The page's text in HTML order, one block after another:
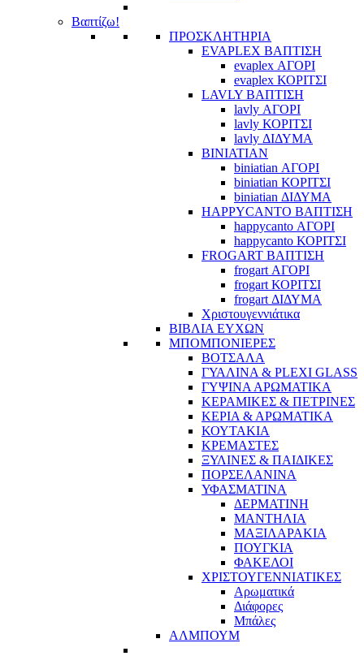
Βαπτίζω!
ΠΡΟΣΚΛΗΤΗΡΙΑ
EVAPLEX ΒΑΠΤΙΣΗ
evaplex ΑΓΟΡΙ
evaplex ΚΟΡΙΤΣΙ
LAVLY ΒΑΠΤΙΣΗ
lavly ΑΓΟΡΙ
lavly ΚΟΡΙΤΣΙ
lavly ΔΙΔΥΜΑ
BINIATIAN
biniatian ΑΓΟΡΙ
biniatian ΚΟΡΙΤΣΙ
biniatian ΔΙΔΥΜΑ
HAPPYCANTO ΒΑΠΤΙΣΗ
happycanto ΑΓΟΡΙ
happycanto ΚΟΡΙΤΣΙ
FROGART ΒΑΠΤΙΣΗ
frogart ΑΓΟΡΙ
frogart ΚΟΡΙΤΣΙ
frogart ΔΙΔΥΜΑ
Χριστουγεννιάτικα
ΒΙΒΛΙΑ ΕΥΧΩΝ
ΜΠΟΜΠΟΝΙΕΡΕΣ
ΒΟΤΣΑΛΑ
ΓΥΑΛΙΝΑ & PLEXI GLASS
ΓΥΨΙΝΑ ΑΡΩΜΑΤΙΚΑ
ΚΕΡΑΜΙΚΕΣ & ΠΕΤΡΙΝΕΣ
ΚΕΡΙΑ & ΑΡΩΜΑΤΙΚΑ
ΚΟΥΤΑΚΙΑ
ΚΡΕΜΑΣΤΕΣ
ΞΥΛΙΝΕΣ & ΠΑΙΔΙΚΕΣ
ΠΟΡΣΕΛΑΝΙΝΑ
ΥΦΑΣΜΑΤΙΝA
ΔΕΡΜΑΤΙΝΗ
ΜΑΝΤΗΛΙΑ
ΜΑΞΙΛΑΡΑΚΙΑ
ΠΟΥΓΚΙΑ
ΦΑΚΕΛΟΙ
ΧΡΙΣΤΟΥΓΕΝΝΙΑΤΙΚΕΣ
Αρωματικά
Διάφορες
Μπάλες
ΑΛΜΠΟΥΜ